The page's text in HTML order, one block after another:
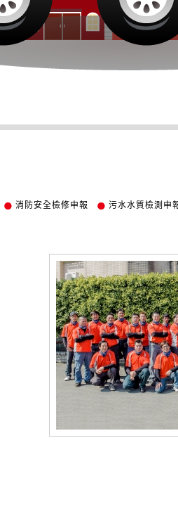
消防安全檢修申報 污水水質檢測申